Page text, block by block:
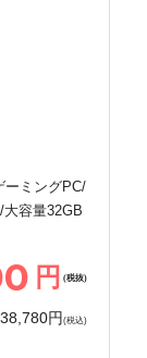
ーミングPC/
容量32GB
円 (税抜)
円 (税込)